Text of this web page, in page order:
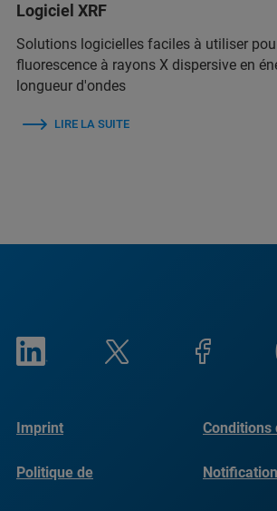
Logiciel XRF
Solutions logicielles faciles à utiliser
fluorescence à rayons X dispersive en
longueur d'ondes
LIRE LA SUITE
Imprint Conditions
Politique de